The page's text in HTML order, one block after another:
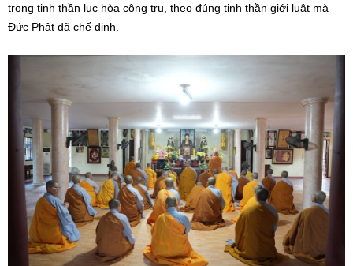
trong tinh thần lục hòa cộng trụ, theo đúng tinh thần giới luật mà
Đức Phật đã chế định.